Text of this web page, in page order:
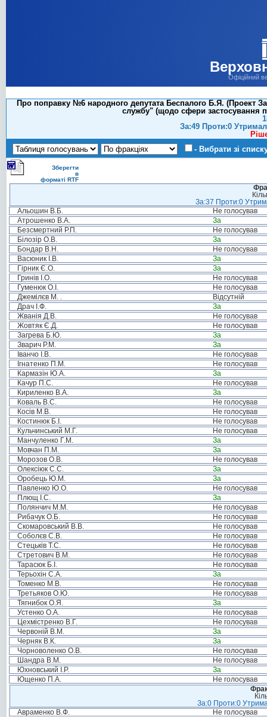
Офіційний
Про поправку №6 народного депутата Беспалого Б.Я. (Проект
службу" (щодо сфери застосування
За:49 Проти:0
- Вибрати зі
Зберегти
в
форматі RTF
За:37 Проти:0
Альошин В.Б.
Не голосував
Атрошенко В.А.
За
Безсмертний Р.П.
Не голосував
Білозір О.В.
За
Бондар В.Н.
Не голосував
Васюник І.В.
За
Гірник Є.О.
За
Гринів І.О.
Не голосував
Гуменюк О.І.
Не голосував
Джемілєв М. .
Відсутній
Драч І.Ф.
За
Жванія Д.В.
Не голосував
Жовтяк Є.Д.
Не голосував
Загрева Б.Ю.
За
Зварич Р.М.
За
Іванчо І.В.
Не голосував
Ігнатенко П.М.
Не голосував
Кармазін Ю.А.
За
Качур П.С.
Не голосував
Кириленко В.А.
За
Коваль В.С.
Не голосував
Косів М.В.
Не голосував
Костинюк Б.І.
Не голосував
Кульчинський М.Г.
Не голосував
Манчуленко Г.М.
За
Мовчан П.М.
За
Морозов О.В.
Не голосував
Олексіюк С.С.
За
Оробець Ю.М.
За
Павленко Ю.О.
Не голосував
Плющ І.С.
За
Полянчич М.М.
Не голосував
Рибачук О.Б.
Не голосував
Скомаровський В.В.
Не голосував
Соболєв С.В.
Не голосував
Стецьків Т.С.
Не голосував
Стретович В.М.
Не голосував
Тарасюк Б.І.
Не голосував
Терьохін С.А.
За
Томенко М.В.
Не голосував
Третьяков О.Ю.
Не голосував
Тягнибок О.Я.
За
Устенко О.А.
Не голосував
Цехмістренко В.Г.
Не голосував
Червоній В.М.
За
Черняк В.К.
За
Чорноволенко О.В.
Не голосував
Шандра В.М.
Не голосував
Юхновський І.Р.
За
Ющенко П.А.
Не голосував
За:0 Проти:0
Авраменко В.Ф.
Не голосував